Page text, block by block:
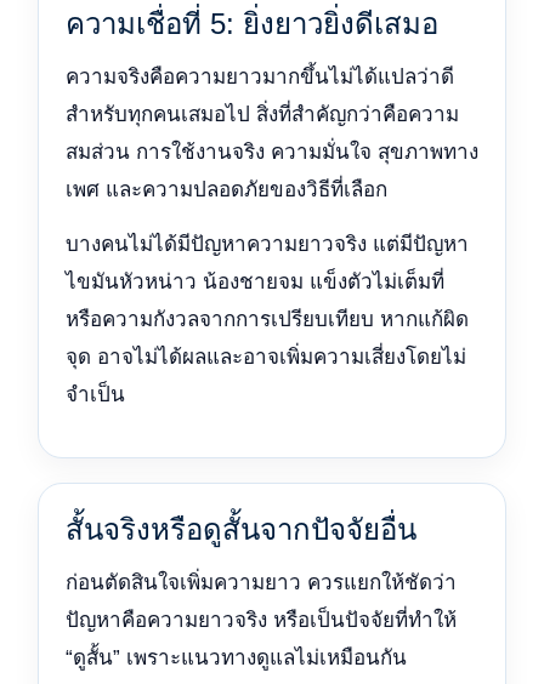
ความเชื่อที่ 5: ยิ่งยาวยิ่งดีเสมอ
ความจริงคือความยาวมากขึ้นไม่ได้แปลว่าดี
สำหรับทุกคนเสมอไป สิ่งที่สำคัญกว่าคือความ
สมส่วน การใช้งานจริง ความมั่นใจ สุขภาพทาง
เพศ และความปลอดภัยของวิธีที่เลือก
บางคนไม่ได้มีปัญหาความยาวจริง แต่มีปัญหา
ไขมันหัวหน่าว น้องชายจม แข็งตัวไม่เต็มที่
หรือความกังวลจากการเปรียบเทียบ หากแก้ผิด
จุด อาจไม่ได้ผลและอาจเพิ่มความเสี่ยงโดยไม่
จำเป็น
สั้นจริงหรือดูสั้นจากปัจจัยอื่น
ก่อนตัดสินใจเพิ่มความยาว ควรแยกให้ชัดว่า
ปัญหาคือความยาวจริง หรือเป็นปัจจัยที่ทำให้
“ดูสั้น” เพราะแนวทางดูแลไม่เหมือนกัน